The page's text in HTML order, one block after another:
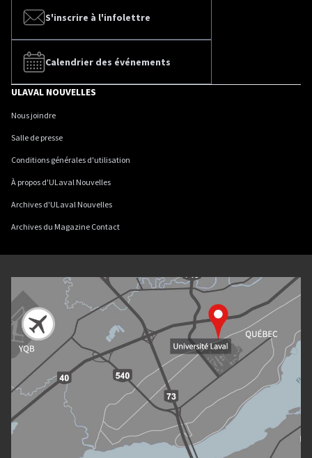
S'inscrire à l'infolettre
Calendrier des événements
ULAVAL NOUVELLES
Nous joindre
Salle de presse
Conditions générales d'utilisation
À propos d'ULaval Nouvelles
Archives d'ULaval Nouvelles
Archives du Magazine Contact